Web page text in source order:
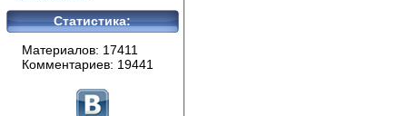
Статистика:
Материалов: 17411
Комментариев: 19441